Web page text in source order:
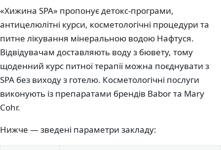
«Хижина SPA» пропонує детокс-програми,
антицелюлітні курси, косметологічні процедури та
питне лікування мінеральною водою Нафтуся.
Відвідувачам доставляють воду з бювету, тому
щоденний курс питної терапії можна поєднувати з
SPA без виходу з готелю. Косметологічні послуги
виконують із препаратами брендів Babor та Mary
Cohr.
Нижче — зведені параметри закладу: